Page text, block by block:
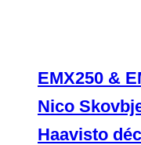
EMX250 &
Nico
Haavisto